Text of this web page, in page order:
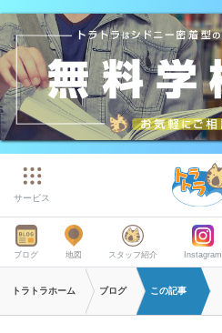
サービス
ブログ 地図 スタッフ紹介 Instagram
トラトラホーム ブログ この記事